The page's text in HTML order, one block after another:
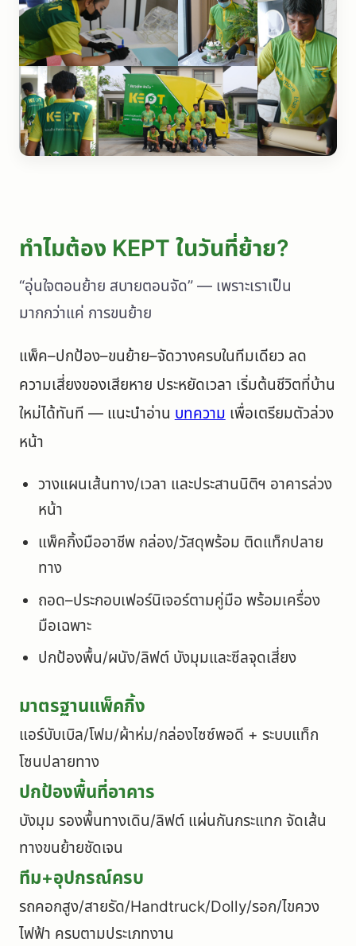
ทำไมต้อง KEPT ในวันที่ย้าย?
“อุ่นใจตอนย้าย สบายตอนจัด” — เพราะเราเป็น
มากกว่าแค่ การขนย้าย
แพ็ค–ปกป้อง–ขนย้าย–จัดวางครบในทีมเดียว ลด
ความเสี่ยงของเสียหาย ประหยัดเวลา เริ่มต้นชีวิตที่บ้าน
ใหม่ได้ทันที — แนะนำอ่าน บทความ เพื่อเตรียมตัวล่วง
หน้า
วางแผนเส้นทาง/เวลา และประสานนิติฯ อาคารล่วง
หน้า
แพ็คกิ้งมืออาชีพ กล่อง/วัสดุพร้อม ติดแท็กปลาย
ทาง
ถอด–ประกอบเฟอร์นิเจอร์ตามคู่มือ พร้อมเครื่อง
มือเฉพาะ
ปกป้องพื้น/ผนัง/ลิฟต์ บังมุมและซีลจุดเสี่ยง
มาตรฐานแพ็คกิ้ง
แอร์บับเบิล/โฟม/ผ้าห่ม/กล่องไซซ์พอดี + ระบบแท็ก
โซนปลายทาง
ปกป้องพื้นที่อาคาร
บังมุม รองพื้นทางเดิน/ลิฟต์ แผ่นกันกระแทก จัดเส้น
ทางขนย้ายชัดเจน
ทีม+อุปกรณ์ครบ
รถคอกสูง/สายรัด/Handtruck/Dolly/รอก/ไขควง
ไฟฟ้า ครบตามประเภทงาน